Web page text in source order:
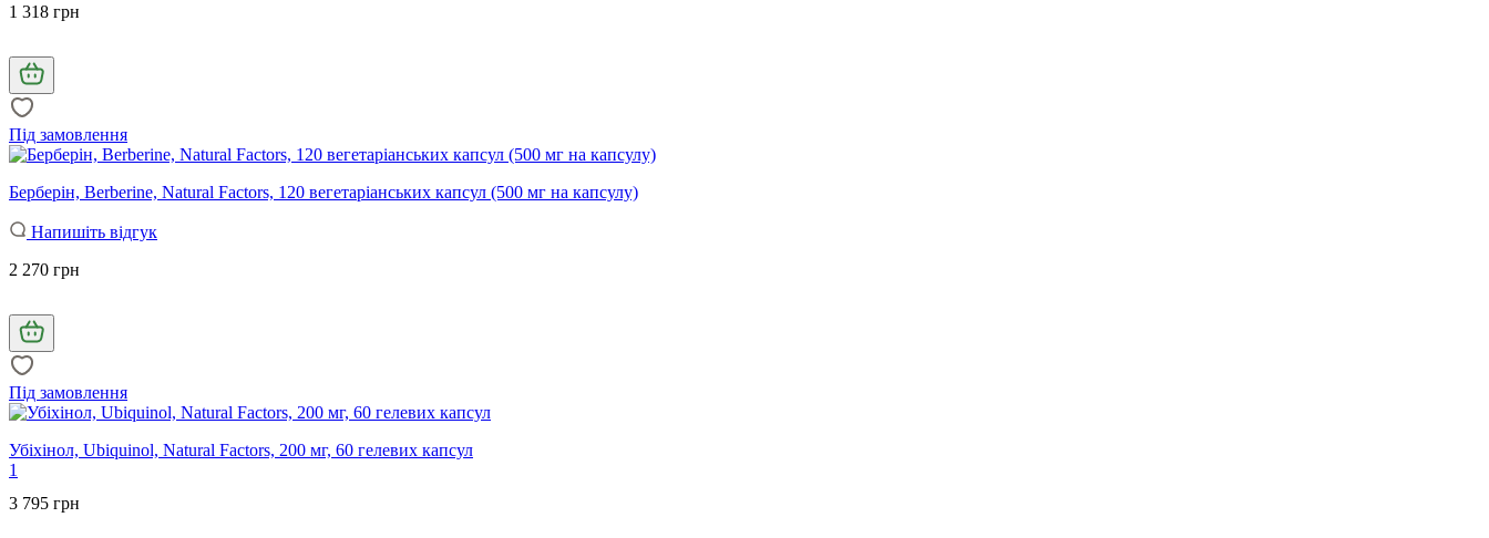
1 318 грн
Під замовлення
Берберін, Berberine, Natural Factors, 120 вегетаріанських капсул (500 мг на капсулу)
Напишіть відгук
2 270 грн
Під замовлення
Убіхінол, Ubiquinol, Natural Factors, 200 мг, 60 гелевих капсул
1
3 795 грн